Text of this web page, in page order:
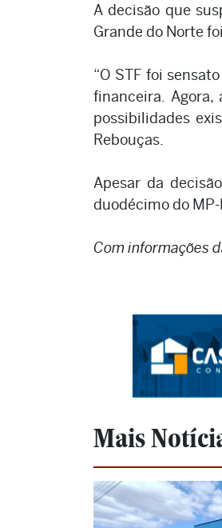
A decisão que
Grande do Norte
“O STF foi
financeira. Agora,
possibilidades
Rebouças.
Apesar da
duodécimo do MP-
Com informações
Mais